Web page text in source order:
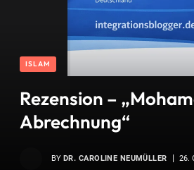
ISLAM
Rezension –
Abrechnung“
BY DR. CAROLINE NEUMÜLLER 26.